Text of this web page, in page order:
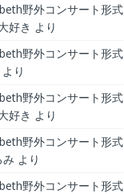
野外コンサート形式
好き より
野外コンサート形式
より
野外コンサート形式
好き より
野外コンサート形式
み より
野外コンサート形式